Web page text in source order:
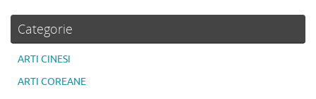
Categorie
ARTI CINESI
ARTI COREANE